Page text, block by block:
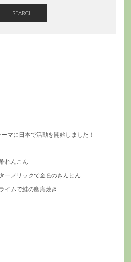
SEARCH
マに日本で活動を開始しました！
れんこん
ーメリックで金色のきんとん
イムで鮭の幽庵焼き